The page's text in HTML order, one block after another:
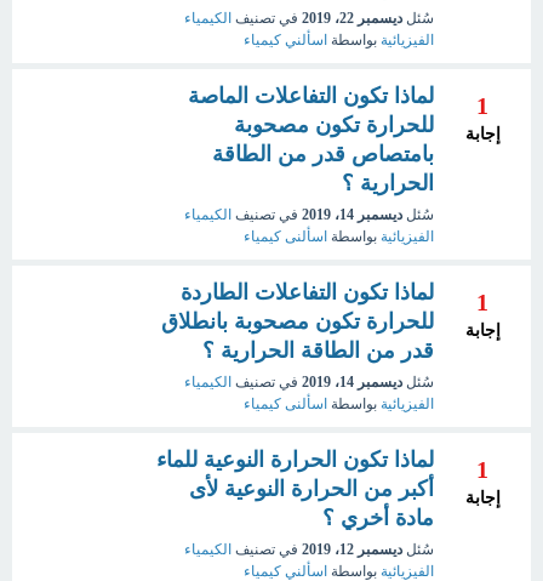
سُئل ديسمبر 22، 2019 في تصنيف الكيمياء
الفيزيائية بواسطة اسألني كيمياء
1
إجابة
لماذا تكون التفاعلات الماصة
للحرارة تكون مصحوبة
بامتصاص قدر من الطاقة
الحرارية ؟
سُئل ديسمبر 14، 2019 في تصنيف الكيمياء
الفيزيائية بواسطة اسألنى كيمياء
1
إجابة
لماذا تكون التفاعلات الطاردة
للحرارة تكون مصحوبة بانطلاق
قدر من الطاقة الحرارية ؟
سُئل ديسمبر 14، 2019 في تصنيف الكيمياء
الفيزيائية بواسطة اسألنى كيمياء
1
إجابة
لماذا تكون الحرارة النوعية للماء
أكبر من الحرارة النوعية لأى
مادة أخري ؟
سُئل ديسمبر 12، 2019 في تصنيف الكيمياء
الفيزيائية بواسطة اسألني كيمياء